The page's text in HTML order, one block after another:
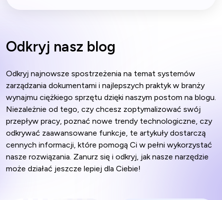
Odkryj nasz blog
Odkryj najnowsze spostrzeżenia na temat systemów
zarządzania dokumentami i najlepszych praktyk w branży
wynajmu ciężkiego sprzętu dzięki naszym postom na blogu.
Niezależnie od tego, czy chcesz zoptymalizować swój
przepływ pracy, poznać nowe trendy technologiczne, czy
odkrywać zaawansowane funkcje, te artykuły dostarczą
cennych informacji, które pomogą Ci w pełni wykorzystać
nasze rozwiązania. Zanurz się i odkryj, jak nasze narzędzie
może działać jeszcze lepiej dla Ciebie!